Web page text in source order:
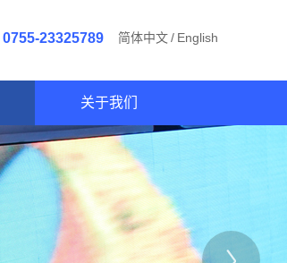
0755-23325789 简体中文/ English
关于我们